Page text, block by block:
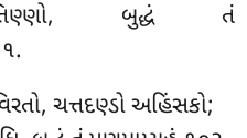
બુદ્ધં તં
ચત્તદણ્ડો અહિંસકો;